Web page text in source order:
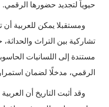
حيوياً لتجديد حضورها الرقمي.
ومستقبلا يمكن للعربية أن
تشاركية بين التراث
مستندة إلى اللسانيات
الرقمي، مدخلًا لضمان
وقد أثبت التاريخ أن